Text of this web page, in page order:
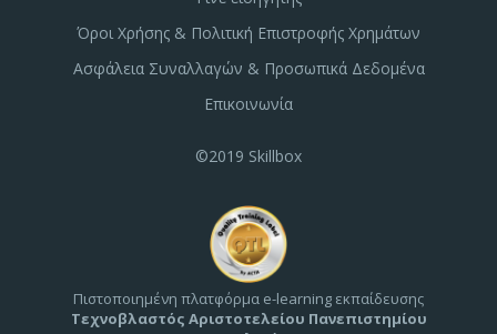
Όροι Χρήσης & Πολιτική Επιστροφής Χρημάτων
Ασφάλεια Συναλλαγών & Προσωπικά Δεδομένα
Επικοινωνία
©2019 Skillbox
Πιστοποιημένη πλατφόρμα e-learning εκπαίδευσης
Τεχνοβλαστός Αριστοτελείου Πανεπιστημίου